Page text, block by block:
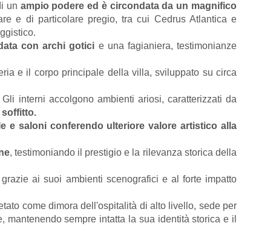
un ampio podere ed è circondata da un magnifico
e di particolare pregio, tra cui Cedrus Atlantica e
con archi gotici e una fagianiera, testimonianze
e il corpo principale della villa, sviluppato su circa
interni accolgono ambienti ariosi, caratterizzati da
soffitto.
e saloni conferendo ulteriore valore artistico alla
, testimoniando il prestigio e la rilevanza storica della
grazie ai suoi ambienti scenografici e al forte impatto
come dimora dell'ospitalità di alto livello, sede per
sempre intatta la sua identità storica e il